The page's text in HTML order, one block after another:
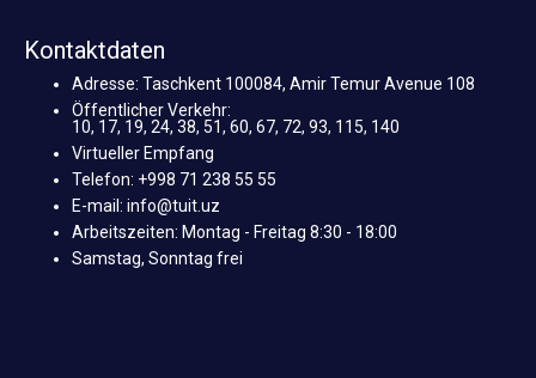
Kontaktdaten
Adresse: Taschkent 100084, Amir Temur Avenue 108
Öffentlicher Verkehr:
10, 17, 19, 24, 38, 51, 60, 67, 72, 93, 115, 140
Virtueller Empfang
Telefon: +998 71 238 55 55
E-mail: info@tuit.uz
Arbeitszeiten: Montag - Freitag 8:30 - 18:00
Samstag, Sonntag frei